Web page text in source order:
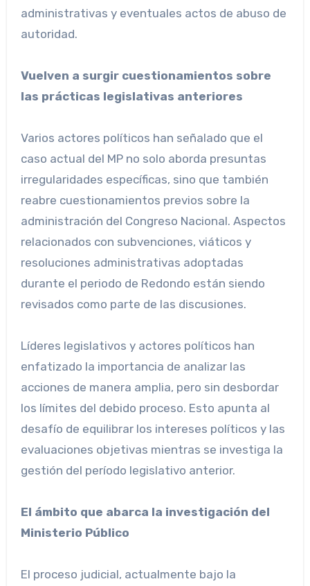
administrativas y eventuales actos de abuso de
autoridad.
Vuelven a surgir cuestionamientos sobre
las prácticas legislativas anteriores
Varios actores políticos han señalado que el
caso actual del MP no solo aborda presuntas
irregularidades específicas, sino que también
reabre cuestionamientos previos sobre la
administración del Congreso Nacional. Aspectos
relacionados con subvenciones, viáticos y
resoluciones administrativas adoptadas
durante el periodo de Redondo están siendo
revisados como parte de las discusiones.
Líderes legislativos y actores políticos han
enfatizado la importancia de analizar las
acciones de manera amplia, pero sin desbordar
los límites del debido proceso. Esto apunta al
desafío de equilibrar los intereses políticos y las
evaluaciones objetivas mientras se investiga la
gestión del período legislativo anterior.
El ámbito que abarca la investigación del
Ministerio Público
El proceso judicial, actualmente bajo la